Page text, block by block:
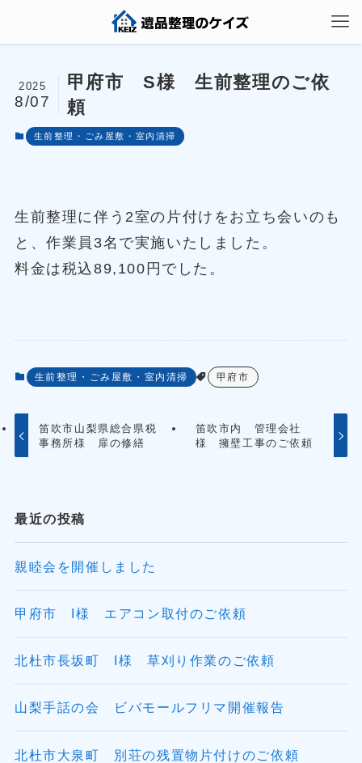
甲府市 S様 生前整理のご依
頼
2025
8/07
生前整理・ごみ屋敷・室内清掃
生前整理に伴う2室の片付けをお立ち会いのも
と、作業員3名で実施いたしました。
料金は税込89,100円でした。
生前整理・ごみ屋敷・室内清掃 甲府市
笛吹市山梨県総合県税
事務所様 扉の修繕
笛吹市内 管理会社
様 擁壁工事のご依頼
最近の投稿
親睦会を開催しました
甲府市 I様 エアコン取付のご依頼
北杜市長坂町 I様 草刈り作業のご依頼
山梨手話の会 ビバモールフリマ開催報告
北杜市大泉町 別荘の残置物片付けのご依頼